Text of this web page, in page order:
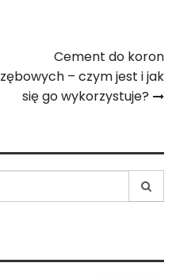
Cement do koron
zębowych – czym jest i jak
się go wykorzystuje?